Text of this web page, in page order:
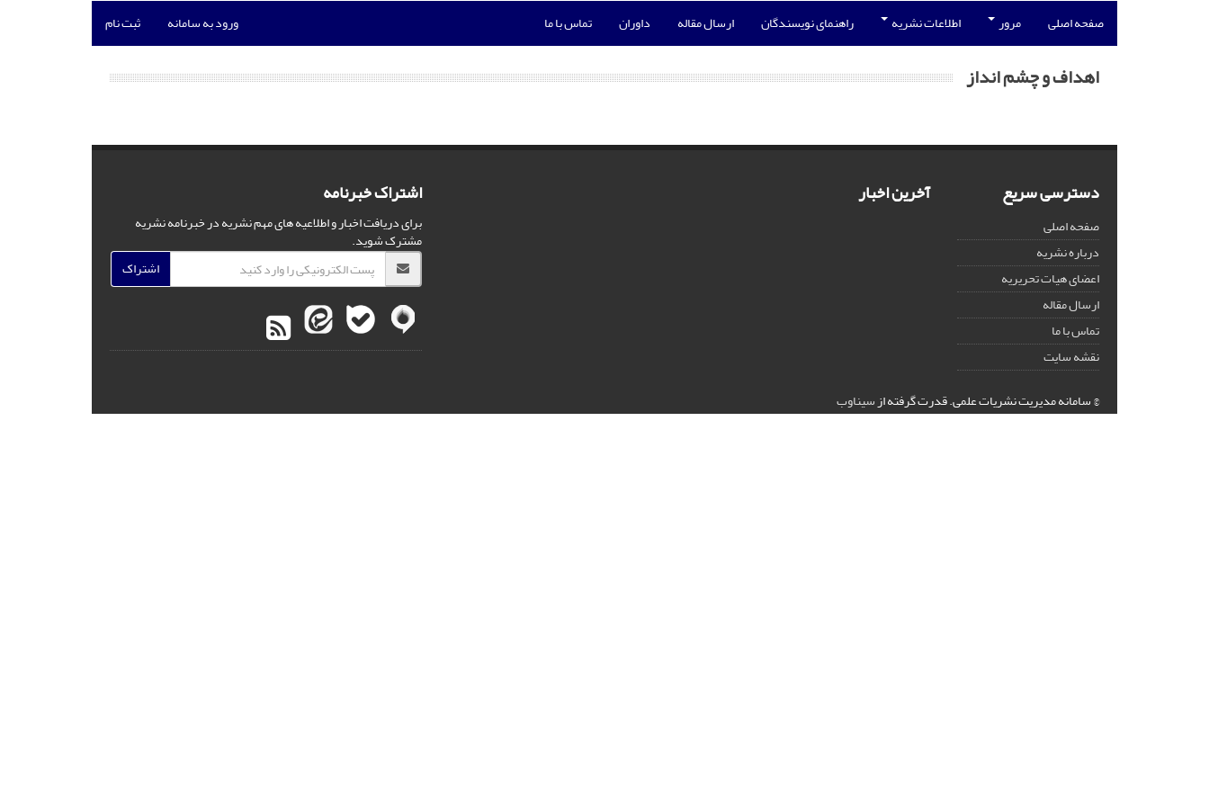
صفحه اصلی مرور اطلاعات نشریه راهنمای نویسندگان ارسال مقاله داوران تماس با ما ورود به سامانه ثبت نام
اهداف و چشم انداز
دسترسی سریع
صفحه اصلی
درباره نشریه
اعضای هیات تحریریه
ارسال مقاله
تماس با ما
نقشه سایت
آخرین اخبار اشتراک خبرنامه
برای دریافت اخبار و اطلاعیه های مهم نشریه در خبرنامه نشریه
مشترک شوید.
اشتراک
© سامانه مدیریت نشریات علمی.قدرت گرفته ازسیناوب